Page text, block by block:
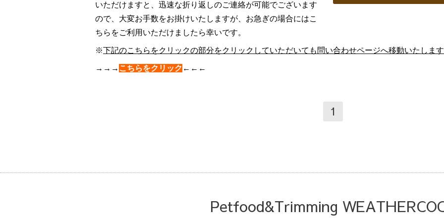
いただけますと、迅速な折り返しのご連絡が可能でございます
ので、大変お手数をお掛けいたしますが、お急ぎの場合にはこ
ちらをご利用いただけましたら幸いです。
※下記のこ ちらをクリックの部分をクリックしていただいても問い合わせページへ移動いたします
→→→ こちらをクリック ←←←
1
Petfood&Trimming